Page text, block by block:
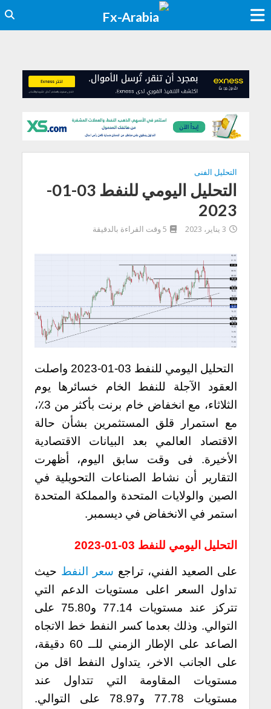
التحليل الفنى
التحليل اليومي للنفط 03-01-
2023
3 يناير، 2023 5 وقت القراءة بالدقيقة
التحليل اليومي للنفط 03-01-2023 واصلت
العقود الآجلة للنفط الخام خسائرها يوم
الثلاثاء، مع انخفاض خام برنت بأكثر من 3٪،
مع استمرار قلق المستثمرين بشأن حالة
الاقتصاد العالمي بعد البيانات الاقتصادية
الأخيرة. فى وقت سابق اليوم، أظهرت
التقارير أن نشاط الصناعات التحويلية في
الصين والولايات المتحدة والمملكة المتحدة
استمر في الانخفاض في ديسمبر.
التحليل اليومي للنفط 03-01-2023
على الصعيد الفني، تراجع سعر النفط حيث
تداول السعر اعلى مستويات الدعم التي
تتركز عند مستويات 77.14 و75.80 على
التوالي. وذلك بعدما كسر النفط خط الاتجاه
الصاعد على الإطار الزمني للــ 60 دقيقة،
على الجانب الاخر، يتداول النفط اقل من
مستويات المقاومة التي تتداول عند
مستويات 77.78 و78.97 على التوالي.